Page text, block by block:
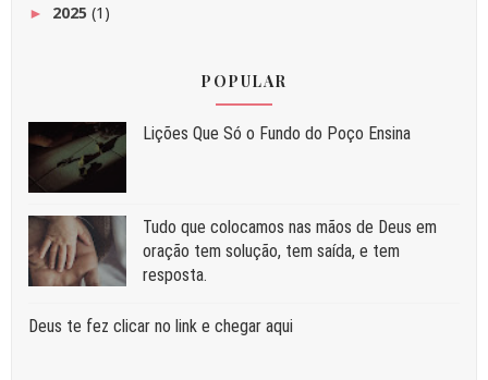
► 2025 (1)
POPULAR
Liç⁠ões Que Só o Fundo do Poço Ensina
Tudo que colocamos nas mãos de Deus em
oração tem solução, tem saída, e tem
resposta.
Deus te fez clicar no link e chegar aqui